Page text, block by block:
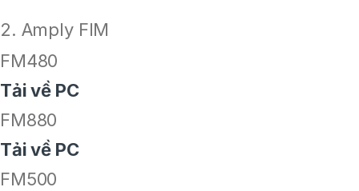
2. Amply FIM
FM480
Tải về PC
FM880
Tải về PC
FM500